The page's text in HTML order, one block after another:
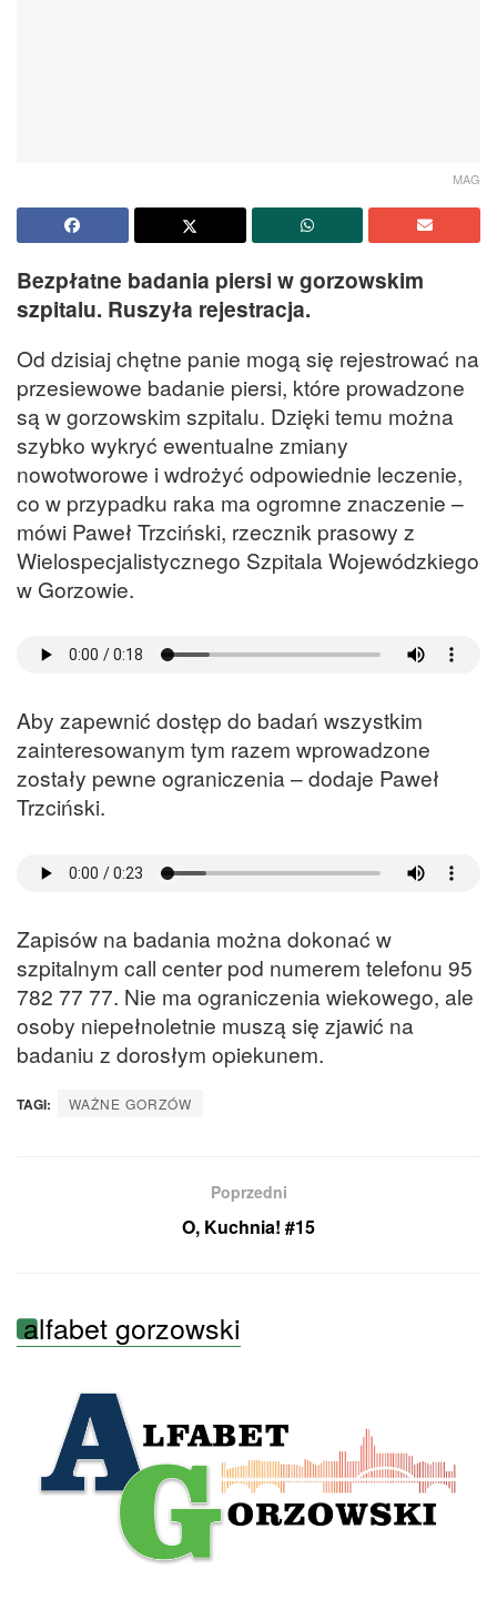
MAG
Bezpłatne badania piersi w gorzowskim
szpitalu. Ruszyła rejestracja.
Od dzisiaj chętne panie mogą się rejestrować na
przesiewowe badanie piersi, które prowadzone
są w gorzowskim szpitalu. Dzięki temu można
szybko wykryć ewentualne zmiany
nowotworowe i wdrożyć odpowiednie leczenie,
co w przypadku raka ma ogromne znaczenie –
mówi Paweł Trzciński, rzecznik prasowy z
Wielospecjalistycznego Szpitala Wojewódzkiego
w Gorzowie.
Aby zapewnić dostęp do badań wszystkim
zainteresowanym tym razem wprowadzone
zostały pewne ograniczenia – dodaje Paweł
Trzciński.
Zapisów na badania można dokonać w
szpitalnym call center pod numerem telefonu 95
782 77 77. Nie ma ograniczenia wiekowego, ale
osoby niepełnoletnie muszą się zjawić na
badaniu z dorosłym opiekunem.
TAGI: WAŻNE GORZÓW
Poprzedni
O, Kuchnia! #15
alfabet gorzowski